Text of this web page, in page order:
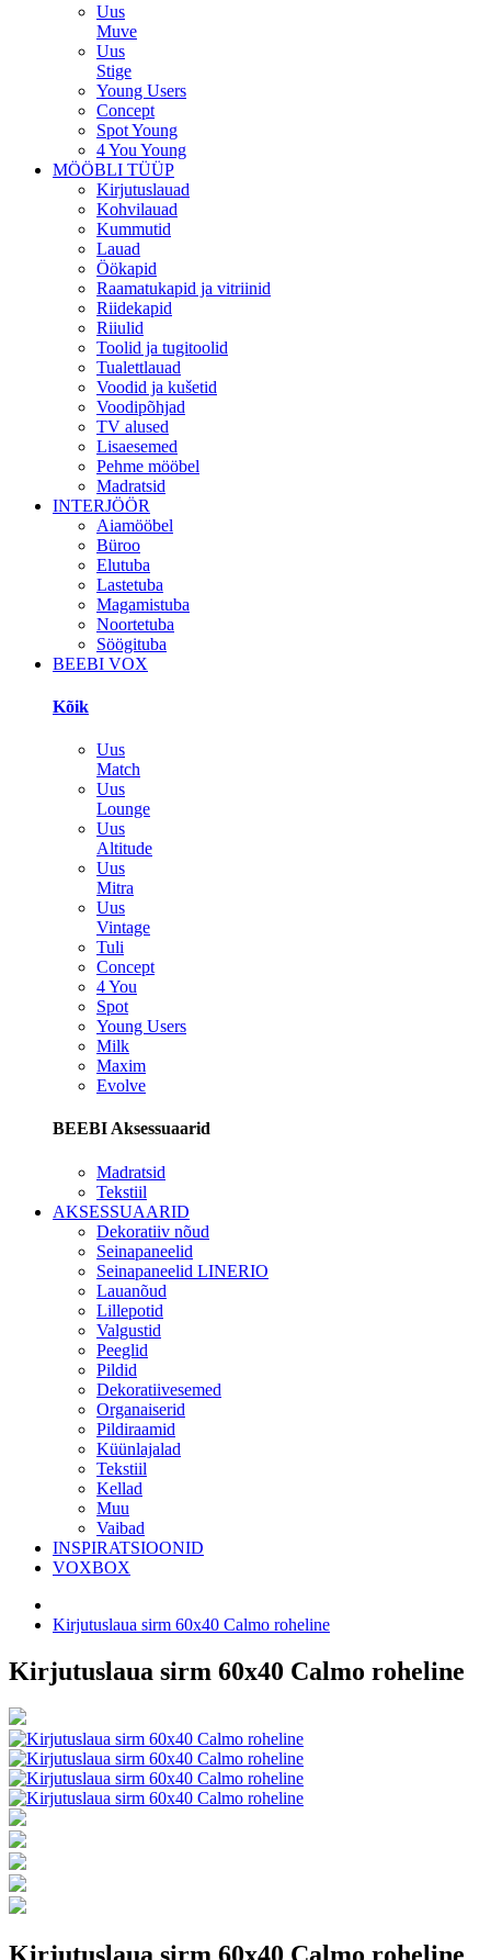
Uus
Muve
Uus
Stige
Young Users
Concept
Spot Young
4 You Young
MÖÖBLI TÜÜP
Kirjutuslauad
Kohvilauad
Kummutid
Lauad
Öökapid
Raamatukapid ja vitriinid
Riidekapid
Riiulid
Toolid ja tugitoolid
Tualettlauad
Voodid ja kušetid
Voodipõhjad
TV alused
Lisaesemed
Pehme mööbel
Madratsid
INTERJÖÖR
Aiamööbel
Büroo
Elutuba
Lastetuba
Magamistuba
Noortetuba
Söögituba
BEEBI VOX
Kõik
Uus
Match
Uus
Lounge
Uus
Altitude
Uus
Mitra
Uus
Vintage
Tuli
Concept
4 You
Spot
Young Users
Milk
Maxim
Evolve
BEEBI Aksessuaarid
Madratsid
Tekstiil
AKSESSUAARID
Dekoratiiv nõud
Seinapaneelid
Seinapaneelid LINERIO
Lauanõud
Lillepotid
Valgustid
Peeglid
Pildid
Dekoratiivesemed
Organaiserid
Pildiraamid
Küünlajalad
Tekstiil
Kellad
Muu
Vaibad
INSPIRATSIOONID
VOXBOX
Kirjutuslaua sirm 60x40 Calmo roheline
Kirjutuslaua sirm 60x40 Calmo roheline